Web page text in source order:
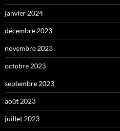
janvier 2024
décembre 2023
novembre 2023
octobre 2023
septembre 2023
août 2023
juillet 2023